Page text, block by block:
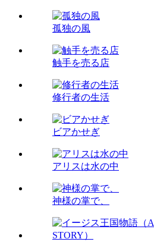
孤独の風
触手を売る店
修行者の生活
ビアかせぎ
アリスは水の中
神様の掌で、